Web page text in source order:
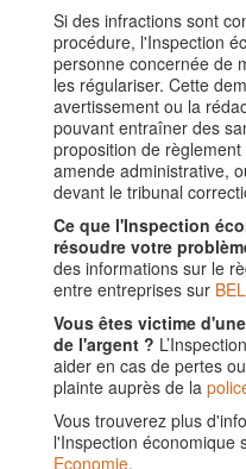
Si des infractions sont
procédure, l'Inspection
personne concernée de
les régulariser. Cette
avertissement ou la
pouvant entraîner des
proposition de
amende administrative,
devant le tribunal
Ce que l'Inspection
résoudre votre
des informations sur le
entre entreprises sur
Vous êtes victime
de l'argent ?
aider en cas de pertes
plainte auprès de la
Vous trouverez plus
l'Inspection économique
Economie.